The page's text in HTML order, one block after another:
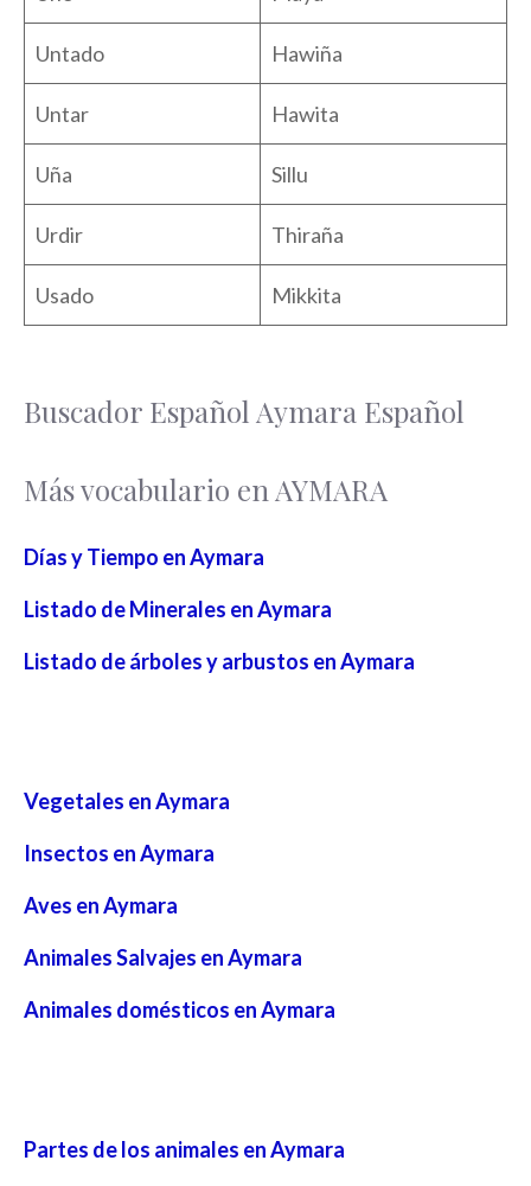
Untado Hawiña
Untar Hawita
Uña Sillu
Urdir Thiraña
Usado Mikkita
Buscador Español Aymara Español
Más vocabulario en AYMARA
Días y Tiempo en Aymara
Listado de Minerales en Aymara
Listado de árboles y arbustos en Aymara
Vegetales en Aymara
Insectos en Aymara
Aves en Aymara
Animales Salvajes en Aymara
Animales domésticos en Aymara
Partes de los animales en Aymara